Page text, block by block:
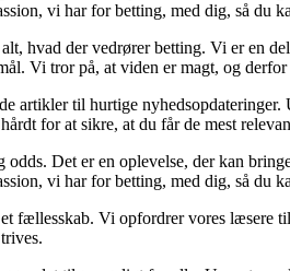
vi har for betting, med dig, så du
hvad der vedrører betting. Vi er en
Vi tror på, at viden er magt, og
artikler til hurtige
for at sikre, at du får de mest
Det er en oplevelse, der kan
vi har for betting, med dig, så du
fællesskab. Vi opfordrer vores læsere